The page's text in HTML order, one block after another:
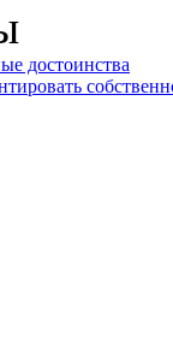
достоинства